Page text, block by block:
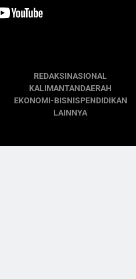
REDAKSINASIONAL
KALIMANTANDAERAH
EKONOMI-BISNISPENDIDIKAN
LAINNYA